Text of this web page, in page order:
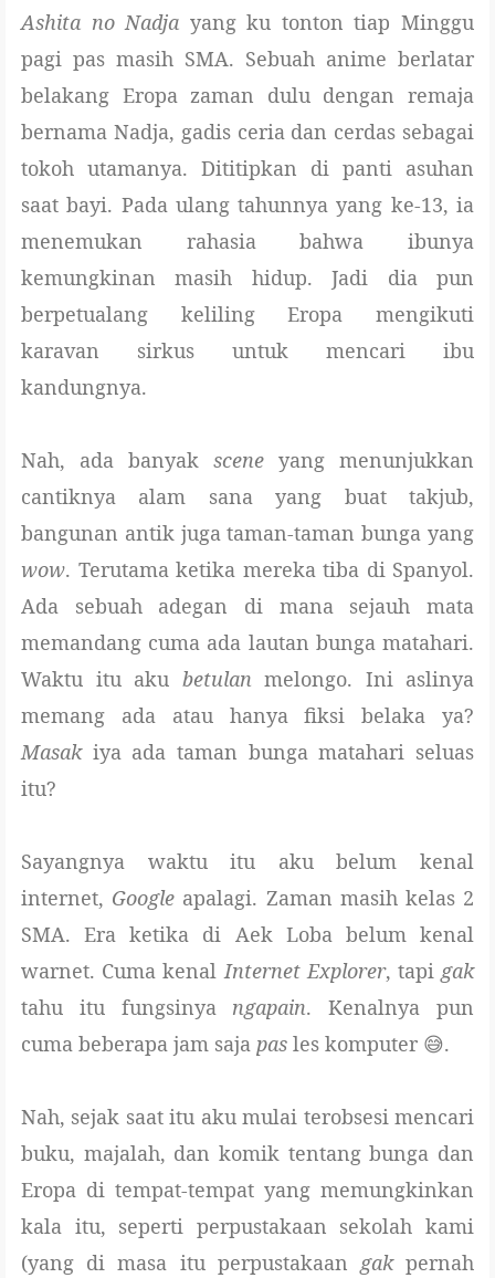
Ashita no Nadja yang ku tonton tiap Minggu
pagi pas masih SMA. Sebuah anime berlatar
belakang Eropa zaman dulu dengan remaja
bernama Nadja, gadis ceria dan cerdas sebagai
tokoh utamanya. Dititipkan di panti asuhan
saat bayi. Pada ulang tahunnya yang ke-13, ia
menemukan rahasia bahwa ibunya
kemungkinan masih hidup. Jadi dia pun
berpetualang keliling Eropa mengikuti
karavan sirkus untuk mencari ibu
kandungnya.
Nah, ada banyak scene yang menunjukkan
cantiknya alam sana yang buat takjub,
bangunan antik juga taman-taman bunga yang
wow. Terutama ketika mereka tiba di Spanyol.
Ada sebuah adegan di mana sejauh mata
memandang cuma ada lautan bunga matahari.
Waktu itu aku betulan melongo. Ini aslinya
memang ada atau hanya fiksi belaka ya?
Masakiya ada taman bunga matahari seluas
itu?
Sayangnya waktu itu aku belum kenal
internet, Google apalagi. Zaman masih kelas 2
SMA. Era ketika di Aek Loba belum kenal
warnet. Cuma kenal Internet Explorer, tapi gak
tahu itu fungsinya ngapain. Kenalnya pun
cuma beberapa jam saja pas les komputer 😅.
Nah, sejak saat itu aku mulai terobsesi mencari
buku, majalah, dan komik tentang bunga dan
Eropa di tempat-tempat yang memungkinkan
kala itu, seperti perpustakaan sekolah kami
(yang di masa itu perpustakaan gakpernah